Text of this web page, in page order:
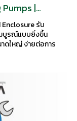
|
รับ
มบูรณ์แบบยิ่งขึ้น
ดใหญ่ ง่ายต่อการ